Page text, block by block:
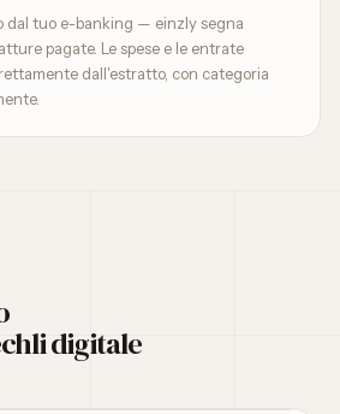
dal tuo e-banking — einzly segna
pagate. Le spese e le entrate
dall'estratto, con categoria
digitale